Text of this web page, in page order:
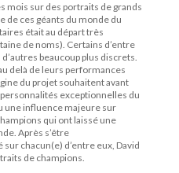
mois sur des portraits de grands
de ces géants du monde du
était au départ très
de noms). Certains d’entre
beaucoup plus discrets.
delà de leurs performances
du projet souhaitent avant
exceptionnelles du
une influence majeure sur
qui ont laissé une
Après s’être
chacun(e) d’entre eux, David
de champions.